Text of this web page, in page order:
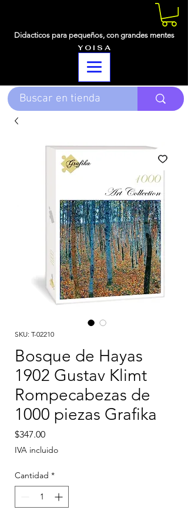
Didacticos para pequeños, con grandes mentes
Y O I S A
SKU: T-02210
Bosque de Hayas
1902 Gustav Klimt
Rompecabezas de
1000 piezas Grafika
$347.00Precio
IVA incluido
Cantidad *